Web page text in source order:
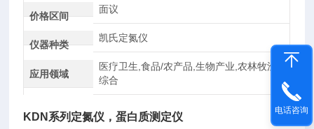
价格区间
面议
仪器种类
凯氏定氮仪
应用领域
医疗卫生,食品/农产品,生物产业,农林牧渔,
综合
KDN系列 定氮仪，蛋白质测定仪
电话咨询